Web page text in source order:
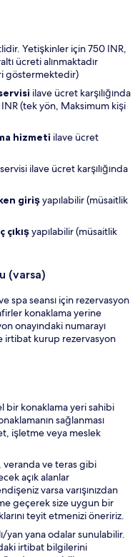
Yetişkinler için 750 INR,
ücreti alınmaktadır
göstermektedir)
ilave ücret karşılığında
(tek yön, Maksimum kişi
hizmeti ilave ücret
servisi ilave ücret karşılığında
girişyapılabilir (müsaitlik
çıkışyapılabilir (müsaitlik
(varsa)
spa seansı için rezervasyon
konaklama yerine
onayındaki numarayı
irtibat kurup rezervasyon
bir konaklama yeri sahibi
sağlanması
işletme veya meslek
veranda ve teras gibi
açık alanlar
varsa varışınızdan
geçerek size uygun bir
teyit etmenizi öneririz.
yan yana odalar sunulabilir.
irtibat bilgilerini